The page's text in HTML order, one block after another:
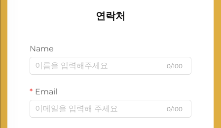
연락처
Name
0/100
Email
0/100